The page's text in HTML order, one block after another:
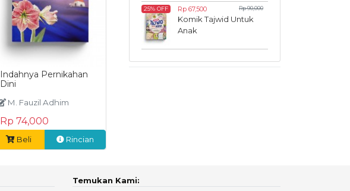
Indahnya Pernikahan
Dini
M. Fauzil Adhim
Rp 74,000
Beli Rincian
Akhlak dalam Al-
Qur`an
25% OFF Rp 67,500 Rp 90,000
Komik Tajwid Untuk
Anak
Temukan Kami: